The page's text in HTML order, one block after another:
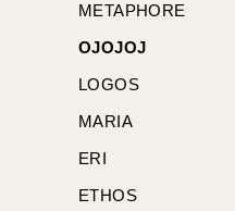
METAPHORE
OJOJOJ
LOGOS
MARIA
ERI
ETHOS